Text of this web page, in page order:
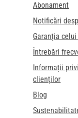
Abonament
Notificări
Garanția
Întrebări
Informații
clienților
Blog